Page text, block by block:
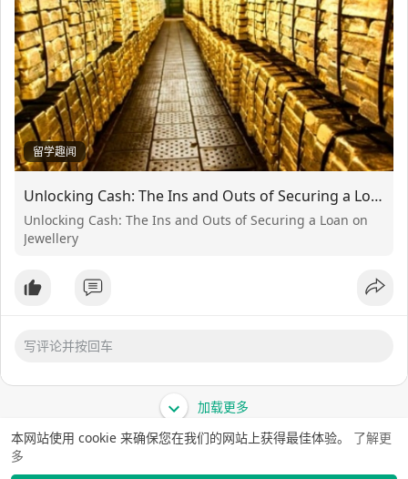
本网站使用 cookie 来确保您在我们的网站上获得最佳体验。 了解更
多
留学趣闻
Unlocking Cash: The Ins and Outs of Securing a Loan on Jewellery
Unlocking Cash: The Ins and Outs of Securing a Loan on
Jewellery
加载更多